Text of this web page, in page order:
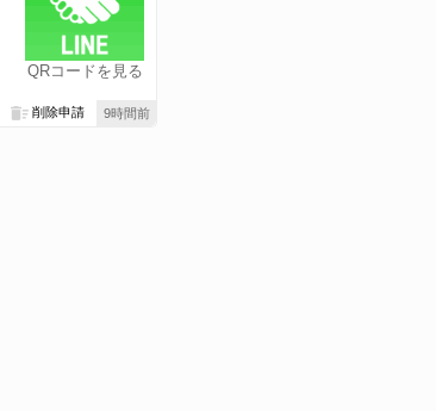
QRコードを見る
9時間前
削除申請